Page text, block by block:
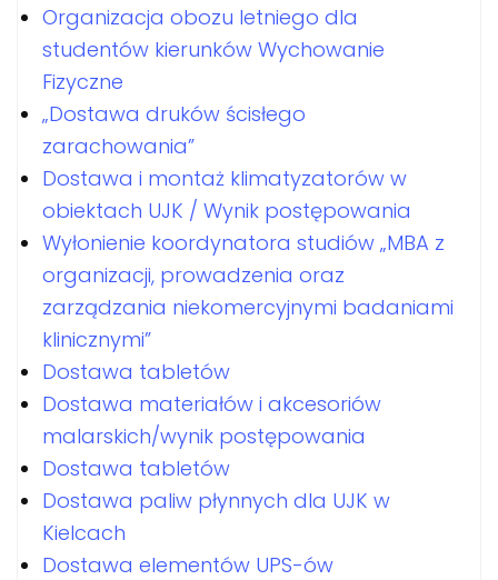
Organizacja obozu letniego dla
studentów kierunków Wychowanie
Fizyczne
„Dostawa druków ścisłego
zarachowania”
Dostawa i montaż klimatyzatorów w
obiektach UJK / Wynik postępowania
Wyłonienie koordynatora studiów „MBA z
organizacji, prowadzenia oraz
zarządzania niekomercyjnymi badaniami
klinicznymi”
Dostawa tabletów
Dostawa materiałów i akcesoriów
malarskich/wynik postępowania
Dostawa tabletów
Dostawa paliw płynnych dla UJK w
Kielcach
Dostawa elementów UPS-ów